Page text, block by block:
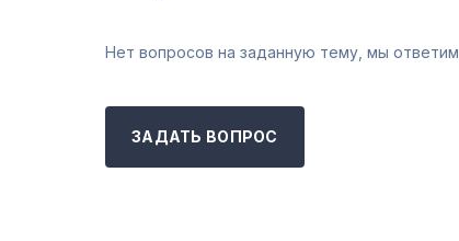
Нет вопросов на заданную тему, мы
ЗАДАТЬ ВОПРОС